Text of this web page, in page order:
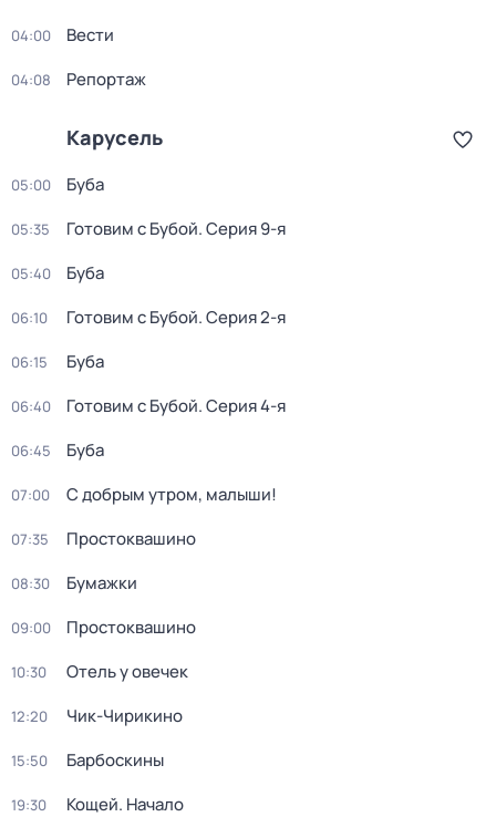
04:00 Вести
04:08 Репортаж
Карусель
05:00 Буба
05:35 Готовим с Бубой. Серия 9-я
05:40 Буба
06:10 Готовим с Бубой. Серия 2-я
06:15 Буба
06:40 Готовим с Бубой. Серия 4-я
06:45 Буба
07:00 С добрым утром, малыши!
07:35 Простоквашино
08:30 Бумажки
09:00 Простоквашино
10:30 Отель у овечек
12:20 Чик-Чирикино
15:50 Барбоскины
19:30 Кощей. Начало